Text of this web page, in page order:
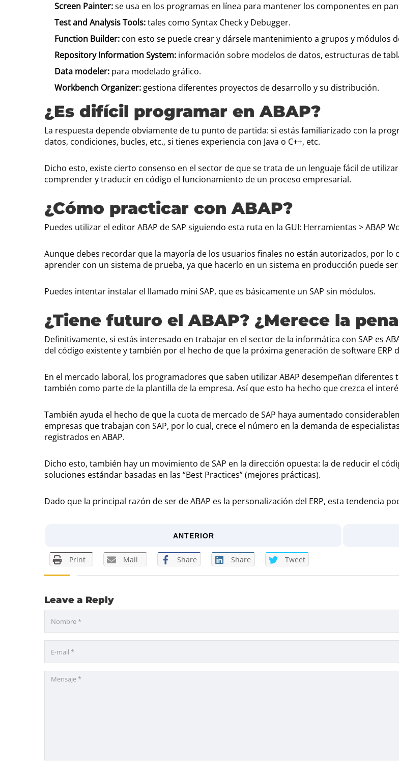
Screen Painter:se usa en los programas en línea para mantener los componentes en
Test and Analysis Tools:tales como Syntax Check y Debugger.
Function Builder: con esto se puede crear y dársele mantenimiento a grupos y módulos
Repository Information System: información sobre modelos de datos, estructuras de
Data modeler: para modelado gráfico.
Workbench Organizer: gestiona diferentes proyectos de desarrollo y su distribución.
¿Es difícil programar en ABAP?
La respuesta depende obviamente de tu punto de partida: si estás familiarizado con la
datos, condiciones, bucles, etc., si tienes experiencia con Java o C++, etc.
Dicho esto, existe cierto consenso en el sector de que se trata de un lenguaje fácil de
comprender y traducir en código el funcionamiento de un proceso empresarial.
¿Cómo practicar con ABAP?
Puedes utilizar el editor ABAP de SAP siguiendo esta ruta en la GUI: Herramientas > ABAP
Aunque debes recordar que la mayoría de los usuarios finales no están autorizados, por
aprender con un sistema de prueba, ya que hacerlo en un sistema en producción puede
Puedes intentar instalar el llamado mini SAP, que es básicamente un SAP sin módulos.
¿Tiene futuro el ABAP? ¿Merece la
Definitivamente, si estás interesado en trabajar en el sector de la informática con SAP es
del código existente y también por el hecho de que la próxima generación de software ERP
En el mercado laboral, los programadores que saben utilizar ABAP desempeñan
también como parte de la plantilla de la empresa. Así que esto ha hecho que crezca el
También ayuda el hecho de que la cuota de mercado de SAP haya aumentado
empresas que trabajan con SAP, por lo cual, crece el número en la demanda de
registrados en ABAP.
Dicho esto, también hay un movimiento de SAP en la dirección opuesta: la de reducir el
soluciones estándar basadas en las “Best Practices” (mejores prácticas).
Dado que la principal razón de ser de ABAP es la personalización del ERP, esta tendencia
ANTERIOR
Print Mail Share Share Tweet
Leave a Reply